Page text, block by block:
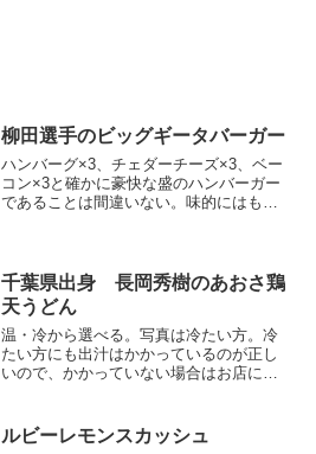
柳田選手のビッグギータバーガー
ハンバーグ×3、チェダーチーズ×3、ベー
コン×3と確かに豪快な盛のハンバーガー
であることは間違いない。味的にはもう
ネスバーガー場所：...
千葉県出身 長岡秀樹のあおさ鶏
天うどん
温・冷から選べる。写真は冷たい方。冷
たい方にも出汁はかかっているのが正し
いので、かかっていない場合はお店に言
ルビーレモンスカッシュ